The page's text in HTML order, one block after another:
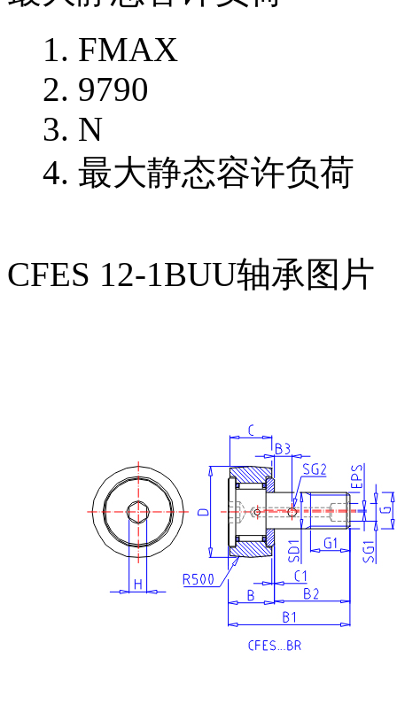
FMAX
9790
N
最大静态容许负荷
CFES 12-1BUU轴承图片